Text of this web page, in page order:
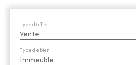
Vente
Type d'offre
Immeuble
Type de bien